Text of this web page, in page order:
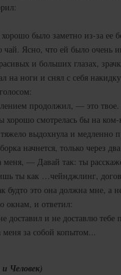
было заметно из-за ее
Ясно, что ей было очень
и больших глазах,
ноги и снял с себя
продолжил, — это твое.
смотрелась бы на
выдохнула и медленно
начнется, только через
меня, — Давай так: ты
ты как …чейнджлинг,
будто это она должна мне, а
окнам, и ответил:
доставил и не доставлю
за собой копытом...
Человек)